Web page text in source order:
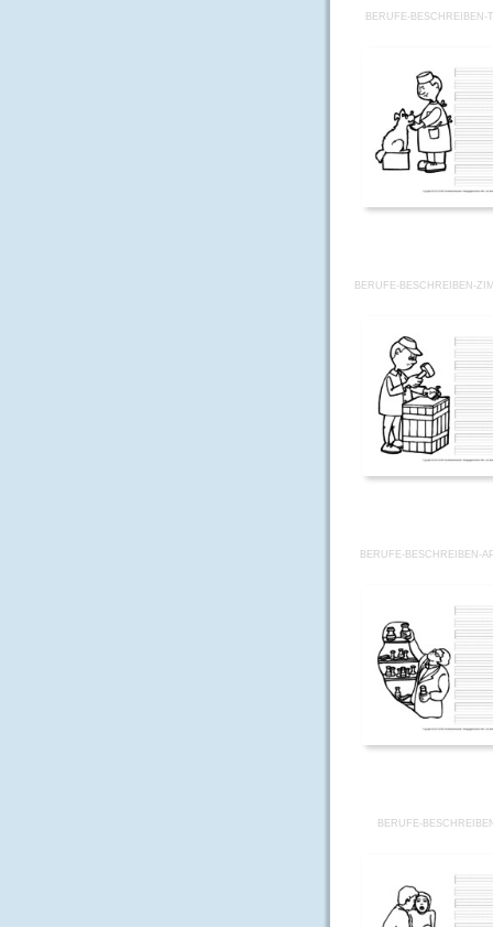
BERUFE-BESCHREIBEN-
BERUFE-BESCHREIBEN-
BERUFE-BESCHREIBEN-
BERUFE-